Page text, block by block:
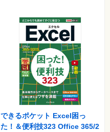
できるポケット Excel困っ
た！＆便利技323 Office 365/2